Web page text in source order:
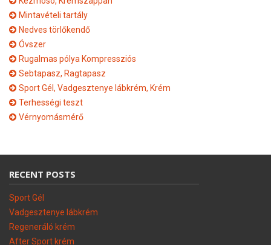
Mintavételi tartály
Nedves törlőkendő
Óvszer
Rugalmas pólya Kompressziós
Sebtapasz, Ragtapasz
Sport Gél, Vadgesztenye lábkrém, Krém
Terhességi teszt
Vérnyomásmérő
RECENT POSTS
Sport Gél
Vadgesztenye lábkrém
Regeneráló krém
After Sport krém